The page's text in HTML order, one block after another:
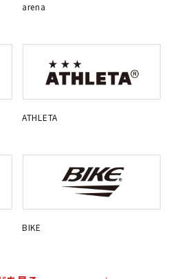
arena
ATHLETA
BIKE